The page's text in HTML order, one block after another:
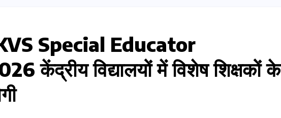
Special Educator
केंद्रीय विद्यालयों में विशेष शिक्षकों के